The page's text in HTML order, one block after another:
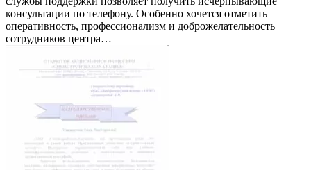
консультации по телефону. Особенно хочется отметить
оперативность, профессионализм и доброжелательность
сотрудников центра…